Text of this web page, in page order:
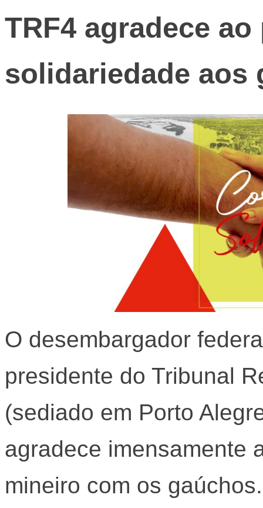
TRF4 agradece
solidariedade aos
O desembargador
presidente do Tribunal
(sediado em Porto
agradece imensamente
mineiro com os